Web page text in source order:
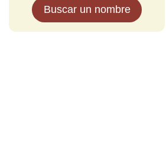
Buscar un nombre